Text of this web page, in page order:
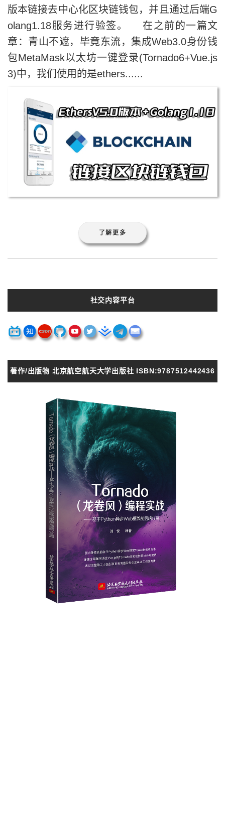
版本链接去中心化区块链钱包，并且通过后端G
olang1.18服务进行验签。 在之前的一篇文
章：青山不遮，毕竟东流，集成Web3.0身份钱
包MetaMask以太坊一键登录(Tornado6+Vue.js
3)中，我们使用的是ethers......
了解更多
社交内容平台
著作/出版物 北京航空航天大学出版社 ISBN:9787512442436